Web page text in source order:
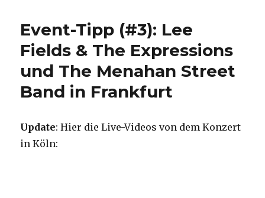
mit
Aloe
Blacc
und
Eizi
Eißfeldt
Event-Tipp (#3): Lee
Fields & The Expressions
und The Menahan Street
Band in Frankfurt
Update: Hier die Live-Videos von dem Konzert
in Köln: